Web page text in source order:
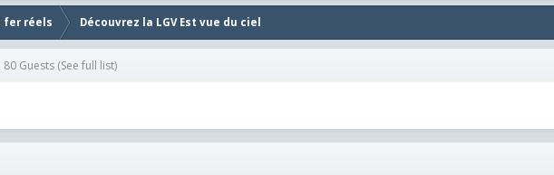
fer réels Découvrez la LGV Est vue du ciel
Guests (See full list)